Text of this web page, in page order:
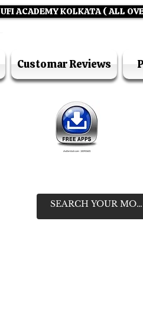
UFI ACADEMY KOLKATA ( ALL
Customar Reviews